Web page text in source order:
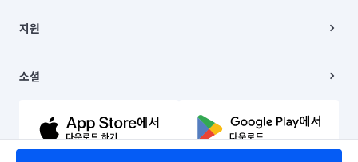
상품, 상품정보, 거래에 관한 의무와 책임은 거래당사자에게 있습니다.
언론 보도 관련 문의:
© 유한회사 미소. Miso, Inc. All Rights Reserved.
이사
지원
이용약관
문의하기
소셜
유튜브